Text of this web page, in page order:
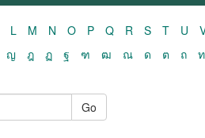
L M N O P Q R S T U
ญ ฎ ฏ ฐ ฑ ฒ ณ ด ต ถ ท
Go